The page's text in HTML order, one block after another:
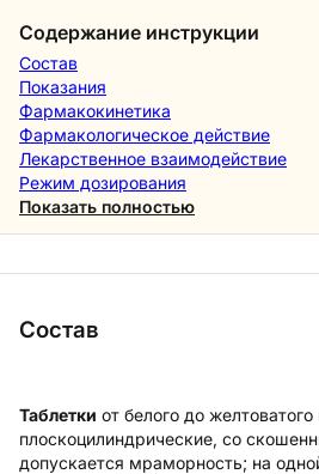
Содержание инструкции
Состав
Показания
Фармакокинетика
Фармакологическое действие
Лекарственное взаимодействие
Режим дозирования
Показать полностью
Состав
Таблетки от белого до
плоскоцилиндрические, со
допускается мраморность; на